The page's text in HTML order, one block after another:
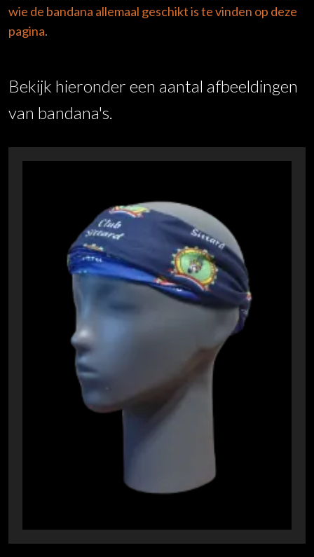
wie de bandana allemaal geschikt is te vinden op deze
pagina.
Bekijk hieronder een aantal afbeeldingen
van bandana's.